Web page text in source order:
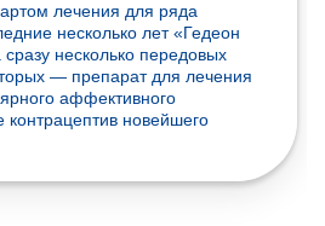
лечения для ряда
несколько лет «Гедеон
несколько передовых
— препарат для лечения
аффективного
контрацептив новейшего